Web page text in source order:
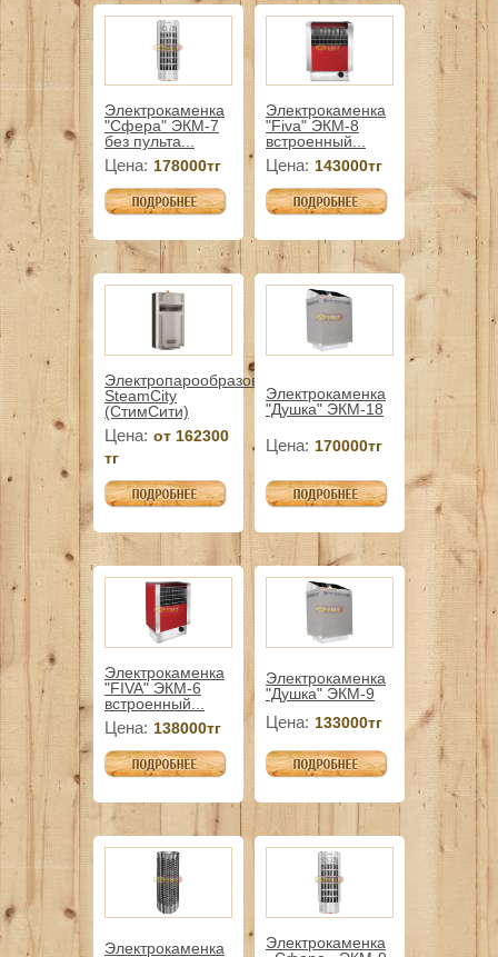
Электрокаменка
"Сфера" ЭКМ-7
без пульта...
Цена: 178000тг
Электрокаменка
"Fiva" ЭКМ-8
встроенный...
Цена: 143000тг
Электропарообразователь
SteamCity
(СтимСити)
Цена: от 162300
тг
Электрокаменка
"Душка" ЭКМ-18
Цена: 170000тг
Электрокаменка
"FIVA" ЭКМ-6
встроенный...
Цена: 138000тг
Электрокаменка
"Душка" ЭКМ-9
Цена: 133000тг
Электрокаменка
Электрокаменка